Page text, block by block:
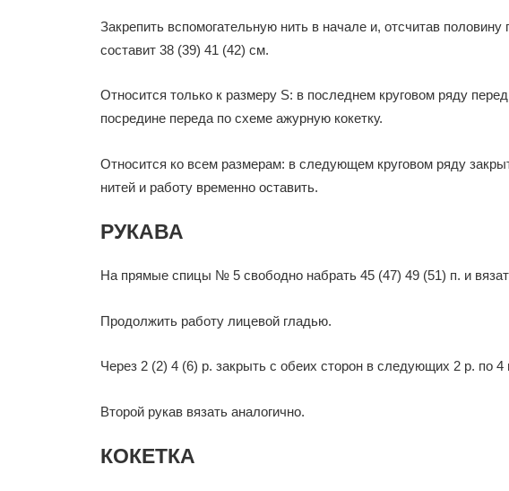
Закрепить вспомогательную нить в начале и, отсчитав
составит 38 (39) 41 (42) см.
Относится только к размеру S: в последнем круговом ряду
посредине переда по схеме ажурную кокетку.
Относится ко всем размерам: в следующем круговом ряду
нитей и работу временно оставить.
РУКАВА
На прямые спицы № 5 свободно набрать 45 (47) 49 (51) п. и
Продолжить работу лицевой гладью.
Через 2 (2) 4 (6) р. закрыть с обеих сторон в следующих 2 р. по 4
Второй рукав вязать аналогично.
КОКЕТКА